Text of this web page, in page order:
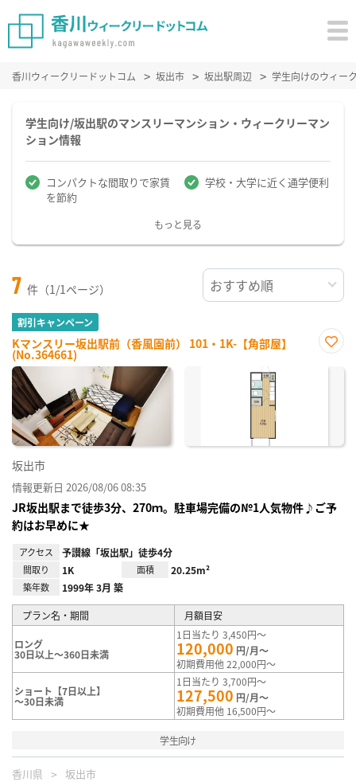
香川ウィークリードットコム 坂出市 坂出駅周辺 学生向けのウィー
学生向け/坂出駅のマンスリーマンション・ウィークリーマン
ション情報
コンパクトな間取りで家賃
を節約
学校・大学に近く通学便利
もっと見る
7 件（1/1ページ）
割引キャンペーン
Kマンスリー坂出駅前（香風園前） 101・1K-【角部屋】
(No.364661)
に入
坂出市
情報更新日 2026/08/06 08:35
JR坂出駅まで徒歩3分、270ｍ。駐車場完備の№1人気物件♪ご予
約はお早めに★
アクセス 予讃線「坂出駅」徒歩4分
間取り 1K 面積 20.25m²
築年数 1999年 3月 築
プラン名・期間 月額目安
ロング
30日以上～360日未満
1日当たり 3,450円～
120,000 円/月～
初期費用他 22,000円～
ショート【7日以上】
～30日未満
1日当たり 3,700円～
127,500 円/月～
初期費用他 16,500円～
学生向け
香川県 坂出市